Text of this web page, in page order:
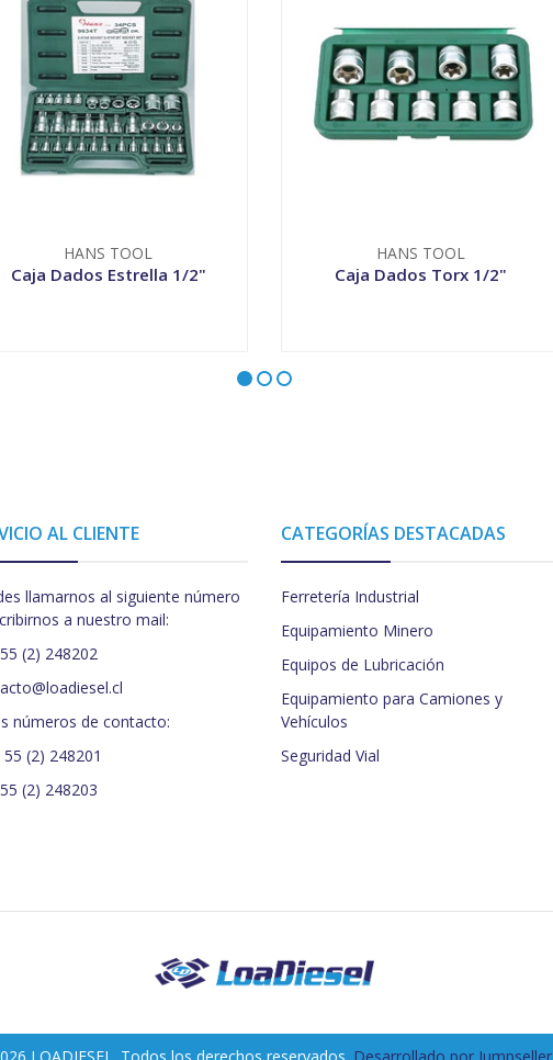
HANS TOOL
Caja Dados Estrella 1/2"
HANS TOOL
Caja Dados Torx 1/2"
AL CLIENTE
llamarnos al siguiente número
a nuestro mail:
(2) 248202
números de contacto:
(2) 248201
(2) 248203
CATEGORÍAS DESTACADAS
Ferretería Industrial
Equipamiento Minero
Equipos de Lubricación
Equipamiento para Camiones y
Vehículos
Seguridad Vial